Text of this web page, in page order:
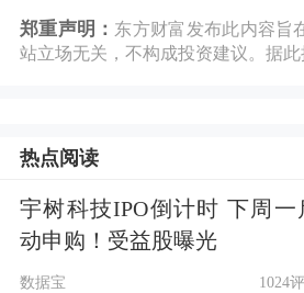
4月20日，A股市场大
成交金额一举放大至17.2
从昨日走势看，一开盘
超过2%，此后一路走
郑重声明： 东方财富发布此内容旨
站立场无关，不构成投资建议。据此
热点阅读
宇树科技IPO倒计时 下周一
动申购！受益股曝光
数据宝 1024